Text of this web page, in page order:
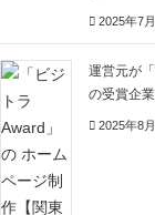
2025年7
運営元が
の受賞企
2025年8